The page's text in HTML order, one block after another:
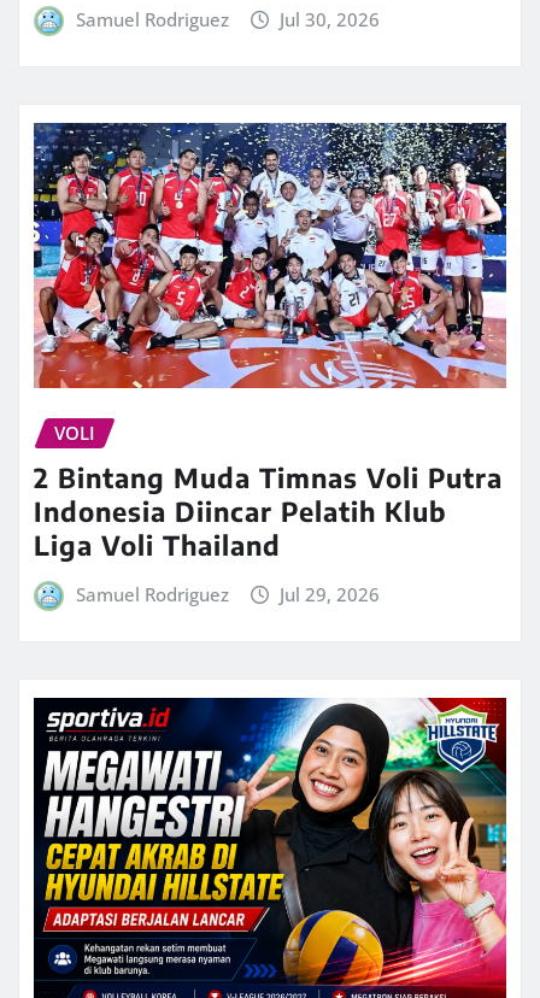
Samuel Rodriguez Jul 30, 2026
VOLI
2 Bintang Muda Timnas Voli Putra
Indonesia Diincar Pelatih Klub
Liga Voli Thailand
Samuel Rodriguez Jul 29, 2026